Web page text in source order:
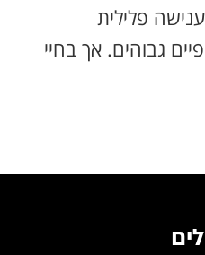
פלילית
גבוהים. אך בחיי